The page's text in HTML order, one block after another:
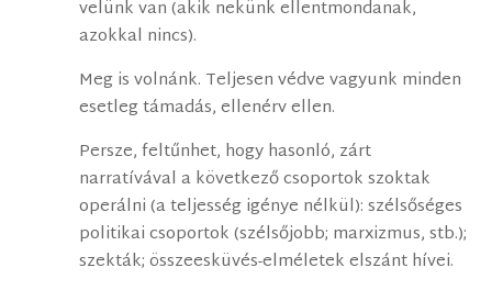
velünk van (akik nekünk ellentmondanak,
azokkal nincs).
Meg is volnánk. Teljesen védve vagyunk minden
esetleg támadás, ellenérv ellen.
Persze, feltűnhet, hogy hasonló, zárt
narratívával a következő csoportok szoktak
operálni (a teljesség igénye nélkül): szélsőséges
politikai csoportok (szélsőjobb; marxizmus, stb.);
szekták; összeesküvés-elméletek elszánt hívei.